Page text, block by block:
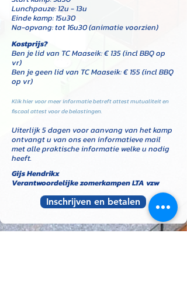
Lunchpauze: 12u - 13u
Einde kamp: 15u30
Na-opvang: tot 16u30 (animatie voorzien)
Kostprijs?
Ben je lid van TC Maaseik: € 135 (incl BBQ op
vr)
Ben je geen lid van TC Maaseik: € 155 (incl BBQ
op vr)
Klik hier voor meer informatie betreft attest mutualiteit en
fiscaal attest voor de belastingen.
Uiterlijk 5 dagen voor aanvang van het kamp
ontvangt u van ons een informatieve mail
met alle praktische informatie welke u nodig
heeft.
Gijs Hendrikx
Verantwoordelijke zomerkampen LTA vzw
Inschrijven en betalen